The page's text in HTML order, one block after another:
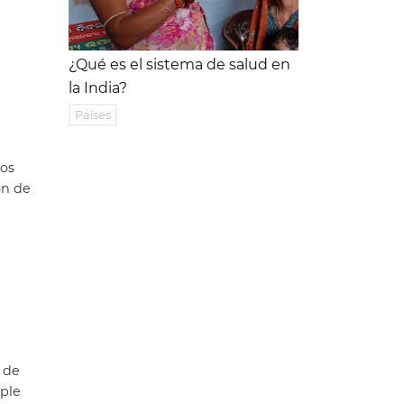
de
de
¿Qué es el sistema de salud en
la India?
Países